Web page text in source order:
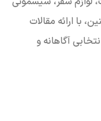
با ارائه مقالات
آگاهانه و